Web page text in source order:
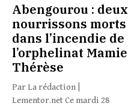
Abengourou : deux
nourrissons morts
dans l’incendie de
l’orphelinat Mamie
Thérèse
Par La rédaction |
Lementor.net Ce mardi 28